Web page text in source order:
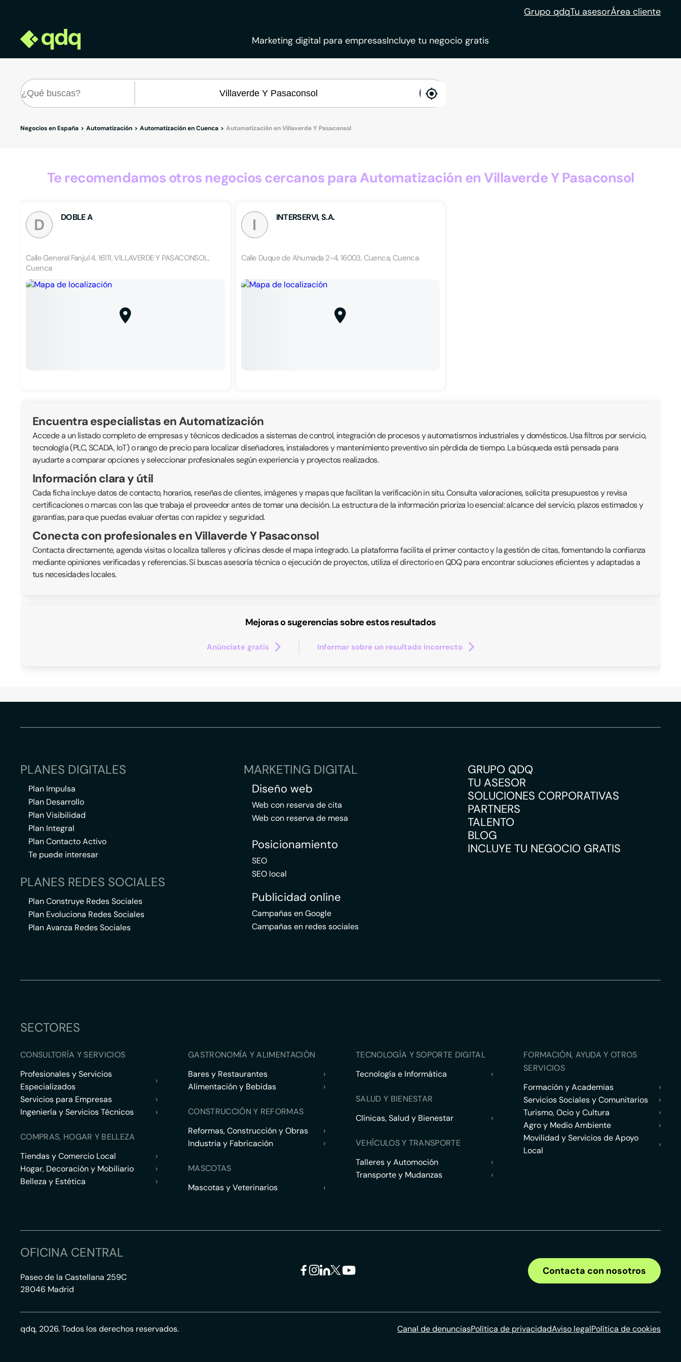
Grupo qdqTu asesorÁrea cliente
Marketing digital para empresasIncluye tu negocio gratis
enable
Negocios en España Automatización Automatización en Cuenca Automatización en Villaverde Y Pasaconsol
Te recomendamos otros negocios cercanos para Automatización en Villaverde Y Pasaconsol
D DOBLE A
Calle General Fanjul 4, 16111, VILLAVERDE Y PASACONSOL,
Cuenca
I INTERSERVI, S.A.
Calle Duque de Ahumada 2-4, 16003, Cuenca, Cuenca
Encuentra especialistas en Automatización
Accede a un listado completo de empresas y técnicos dedicados a sistemas de control, integración de procesos y automatismos industriales y domésticos. Usa filtros por servicio,
tecnología (PLC, SCADA, IoT) o rango de precio para localizar diseñadores, instaladores y mantenimiento preventivo sin pérdida de tiempo. La búsqueda está pensada para
ayudarte a comparar opciones y seleccionar profesionales según experiencia y proyectos realizados.
Información clara y útil
Cada ficha incluye datos de contacto, horarios, reseñas de clientes, imágenes y mapas que facilitan la verificación in situ. Consulta valoraciones, solicita presupuestos y revisa
certificaciones o marcas con las que trabaja el proveedor antes de tomar una decisión. La estructura de la información prioriza lo esencial: alcance del servicio, plazos estimados y
garantías, para que puedas evaluar ofertas con rapidez y seguridad.
Conecta con profesionales en Villaverde Y Pasaconsol
Contacta directamente, agenda visitas o localiza talleres y oficinas desde el mapa integrado. La plataforma facilita el primer contacto y la gestión de citas, fomentando la confianza
mediante opiniones verificadas y referencias. Si buscas asesoría técnica o ejecución de proyectos, utiliza el directorio en QDQ para encontrar soluciones eficientes y adaptadas a
tus necesidades locales.
Mejoras o sugerencias sobre estos resultados
Anúnciate gratis Informar sobre un resultado incorrecto
PLANES DIGITALES
Plan Impulsa
Plan Desarrollo
Plan Visibilidad
Plan Integral
Plan Contacto Activo
Te puede interesar
PLANES REDES SOCIALES
Plan Construye Redes Sociales
Plan Evoluciona Redes Sociales
Plan Avanza Redes Sociales
MARKETING DIGITAL
Diseño web
Web con reserva de cita
Web con reserva de mesa
Posicionamiento
SEO
SEO local
Publicidad online
Campañas en Google
Campañas en redes sociales
GRUPO QDQ
TU ASESOR
SOLUCIONES CORPORATIVAS
PARTNERS
TALENTO
BLOG
INCLUYE TU NEGOCIO GRATIS
SECTORES
CONSULTORÍA Y SERVICIOS
Profesionales y Servicios
Especializados
›
Servicios para Empresas
›
Ingeniería y Servicios Técnicos
›
COMPRAS, HOGAR Y BELLEZA
Tiendas y Comercio Local
›
Hogar, Decoración y Mobiliario
›
Belleza y Estética
›
GASTRONOMÍA Y ALIMENTACIÓN
Bares y Restaurantes
›
Alimentación y Bebidas
›
CONSTRUCCIÓN Y REFORMAS
Reformas, Construcción y Obras
›
Industria y Fabricación
›
MASCOTAS
Mascotas y Veterinarios
›
TECNOLOGÍA Y SOPORTE DIGITAL
Tecnología e Informática
›
SALUD Y BIENESTAR
Clínicas, Salud y Bienestar
›
VEHÍCULOS Y TRANSPORTE
Talleres y Automoción
›
Transporte y Mudanzas
›
FORMACIÓN, AYUDA Y OTROS
SERVICIOS
Formación y Academias
›
Servicios Sociales y Comunitarios
›
Turismo, Ocio y Cultura
›
Agro y Medio Ambiente
›
Movilidad y Servicios de Apoyo
Local
›
OFICINA CENTRAL
Paseo de la Castellana 259C
28046 Madrid
Contacta con nosotros
Canal de denunciasPolítica de privacidadAviso legalPolítica de cookies
qdq, 2026. Todos los derechos reservados.